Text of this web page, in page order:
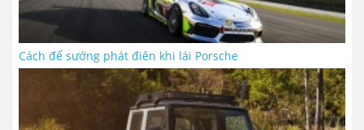
Cách để sướng phát điên khi lái Porsche